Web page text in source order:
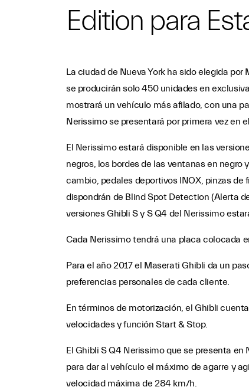
Edition para
La ciudad de Nueva York ha sido elegida
se producirán solo 450 unidades en
mostrará un vehículo más afilado, con una
Nerissimo se presentará por primera vez en
El Nerissimo estará disponible en las
negros, los bordes de las ventanas en
cambio, pedales deportivos INOX, pinzas
dispondrán de Blind Spot Detection (Alerta
versiones Ghibli S y S Q4 del Nerissimo
Cada Nerissimo tendrá una placa colocada
Para el año 2017 el Maserati Ghibli da un
preferencias personales de cada cliente.
En términos de motorización, el Ghibli
velocidades y función Start & Stop.
El Ghibli S Q4 Nerissimo que se presenta
para dar al vehículo el máximo de agarre y
velocidad máxima de 284 km/h.